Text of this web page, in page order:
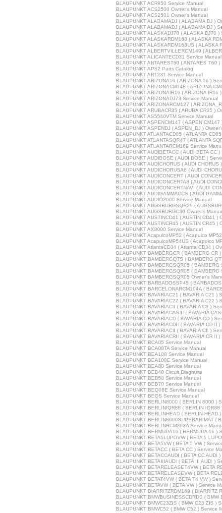
BLAUPUNKT ACR950 Service Manual
BLAUPUNKT ACS2500 Owner's Manual
BLAUPUNKT ACS2501 Owner's Manual
BLAUPUNKT ALABAMADJ ( ALABAMA DJ )
BLAUPUNKT ALABAMADJ ( ALABAMA DJ )
BLAUPUNKT ALASKADJ70 ( ALASKA DJ70 )
BLAUPUNKT ALASKARDM168 ( ALASKA
BLAUPUNKT ALASKARDM168US ( ALASKA
BLAUPUNKT ALBERTVILLERCM149 (
BLAUPUNKT ALICANTECD31 Service Manual
BLAUPUNKT ANTAREST60 ( ANTARES T60
BLAUPUNKT APS2 Parts Catalog
BLAUPUNKT AR1231 Service Manual
BLAUPUNKT ARIZONA16 ( ARIZONA 16 )
BLAUPUNKT ARIZONACM148 ( ARIZONA
BLAUPUNKT ARIZONAIR16 ( ARIZONA IR16
BLAUPUNKT ARIZONADJ73 Service Manual
BLAUPUNKT ARIZONARCM127 (
BLAUPUNKT ARUBACR35 ( ARUBA CR35 )
BLAUPUNKT AS5540VTM Service Manual
BLAUPUNKT ASPENCM147 ( ASPEN
BLAUPUNKT ASPENDJ ( ASPEN_DJ )
BLAUPUNKT ATLANTACD85 ( ATLANTA
BLAUPUNKT ATLANTASQR47 ( ATLANTA
BLAUPUNKT ATLANTARCM169 Service
BLAUPUNKT AUDIBETACC ( AUDI BETA CC
BLAUPUNKT AUDIBOSE ( AUDI BOSE )
BLAUPUNKT AUDICHORUS ( AUDI CHORUS
BLAUPUNKT AUDICHORUSA8 ( AUDI
BLAUPUNKT AUDICONCERT ( AUDI
BLAUPUNKT AUDICONCERTA8 ( AUDI
BLAUPUNKT AUDICONCERTNAVI ( AUDI
BLAUPUNKT AUDIGAMMACCS ( AUDI
BLAUPUNKT AUDIO2000 Service Manual
BLAUPUNKT AUGSBURGSQR29 (
BLAUPUNKT AUGSBURGC30 Owner's
BLAUPUNKT AUSTINCD41 ( AUSTIN CD41 )
BLAUPUNKT AUSTINCR45 ( AUSTIN CR45 )
BLAUPUNKT AX8000 Service Manual
BLAUPUNKT AcapulcoMP52 ( Acapulco
BLAUPUNKT AcapulcoMP54US ( Acapulco
BLAUPUNKT AtlantaCD34 ( Atlanta CD34 )
BLAUPUNKT BAMBERGCR ( BAMBERG CR
BLAUPUNKT BAMBERGQTS ( BAMBERG
BLAUPUNKT BAMBERGSQR05 (
BLAUPUNKT BAMBERGSQR05 (
BLAUPUNKT BAMBERGSQR05 Owner's
BLAUPUNKT BARBADOSSP45 (
BLAUPUNKT BARCELONARCM104A (
BLAUPUNKT BAVARIAC21 ( BAVARIA C21 )
BLAUPUNKT BAVARIAC22 ( BAVARIA C22 )
BLAUPUNKT BAVARIAC3 ( BAVARIA C3 )
BLAUPUNKT BAVARIACASIII ( BAVARIA
BLAUPUNKT BAVARIACD ( BAVARIA CD )
BLAUPUNKT BAVARIACDII ( BAVARIA CD II
BLAUPUNKT BAVARIACII ( BAVARIA CII )
BLAUPUNKT BAVARIACRII ( BAVARIA CR II
BLAUPUNKT BCA05 Service Manual
BLAUPUNKT BCA08TA Service Manual
BLAUPUNKT BEA108 Service Manual
BLAUPUNKT BEA108E Service Manual
BLAUPUNKT BEA80 Service Manual
BLAUPUNKT BEB40 Circuit Diagrams
BLAUPUNKT BEB58 Service Manual
BLAUPUNKT BEB70 Service Manual
BLAUPUNKT BEQ08E Service Manual
BLAUPUNKT BEQS Service Manual
BLAUPUNKT BERLIN8000 ( BERLIN 8000 )
BLAUPUNKT BERLINIQR88 ( BERLIN IQR88
BLAUPUNKT BERLINHEAD ( BERLIN-HEAD
BLAUPUNKT BERLIN8000SUPERARIMAT (
BLAUPUNKT BERLINRCM303A Service
BLAUPUNKT BERMUDA16 ( BERMUDA 16 )
BLAUPUNKT BETA5LUPOVW ( BETA 5
BLAUPUNKT BETA5VW ( BETA 5 VW )
BLAUPUNKT BETACC ( BETA CC ) Service
BLAUPUNKT BETACCAUDI ( BETA CC AUDI
BLAUPUNKT BETAIIIAUDI ( BETA III AUDI )
BLAUPUNKT BETARELEASET4VW ( BETA
BLAUPUNKT BETARELEASEVW ( BETA
BLAUPUNKT BETAT4VW ( BETA T4 VW )
BLAUPUNKT BETAVW ( BETA VW ) Service
BLAUPUNKT BIARRITZRDM169 ( BIARRITZ
BLAUPUNKT BMWBUSINESSCDRDS (
BLAUPUNKT BMWC23ZIS ( BMW C23 ZIS )
BLAUPUNKT BMWC52 ( BMW C52 ) Service